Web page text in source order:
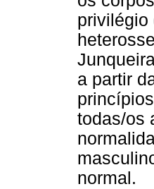
privilégio
a partir
todas/os
normal.